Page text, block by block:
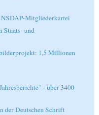
Mitgliederkartei
Staats- und
1,5 Millionen
- über 3400
der Deutschen Schrift